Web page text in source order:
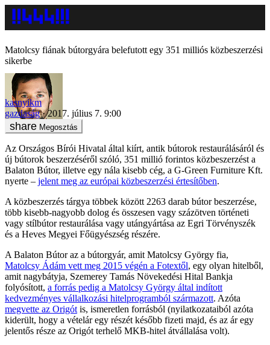
Matolcsy fiának bútorgyára belefutott egy 351 milliós közbeszerzési
sikerbe
kasnyikm
gazdaság
2017. július 7. 9:00
Megosztás
Az Országos Bírói Hivatal által kiírt, antik bútorok restaurálásáról és
új bútorok beszerzéséről szóló, 351 millió forintos közbeszerzést a
Balaton Bútor, illetve egy nála kisebb cég, a G-Green Furniture Kft.
nyerte – jelent meg az európai közbeszerzési értesítőben.
A közbeszerzés tárgya többek között 2263 darab bútor beszerzése,
több kisebb-nagyobb dolog és összesen vagy százötven történeti
vagy stílbútor restaurálása vagy utángyártása az Egri Törvényszék
és a Heves Megyei Főügyészség részére.
A Balaton Bútor az a bútorgyár, amit Matolcsy György fia,
Matolcsy Ádám vett meg 2015 végén a Fotextől, egy olyan hitelből,
amit nagybátyja, Szemerey Tamás Növekedési Hital Bankja
folyósított, a forrás pedig a Matolcsy György által indított
kedvezményes vállalkozási hitelprogramból származott. Azóta
megvette az Origót is, ismeretlen forrásból (nyilatkozataiból azóta
kiderült, hogy a vételár egy részét később fizeti majd, és az ár egy
jelentős része az Origót terhelő MKB-hitel átvállalása volt).